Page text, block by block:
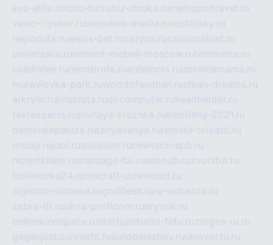
eva-elfie.rufoto-tur.rubiz-doska.ru metropoltravel.ru
veslo-i-yakor.ruborodino-media.ru rostotsky.ru
regionufa.ruweiss-bet.ruzaryna.rucasinotablet.ru
universalia.ru remont-mebeli-moscow.rutermomur.ru
clubfisher.ru remstirufa.ruerdamchi.rudoramamama.ru
muraviovka-park.ruworldofwoman.ruclean-dreams.ru
arkrym.rukristinita.rudircomputer.ru healthenter.ru
textexperts.rupivnaya-kruzhka.rukinofilmy-2021.ru
demolalapaluza.rutanyavanya.ru remstir-tolyatti.ru
msdip.ru jdol.rusokolovr.ru newtech-spb.ru
rezemkleim.ru massage-tai.ruseonub.ruzvonitut.ru
biolisichka24.ru mncraft-download.ru
algoritm-sistema.rugodflesh.ru ru-industria.ru
zebra-tlt.ruokna-proficom.ruerynok.ru
onlinekinospace.rustartupstudio-fefu.ruzarges-ru.ru
gegenjustizunrecht.ruautobalashov.ruutrovortu.ru